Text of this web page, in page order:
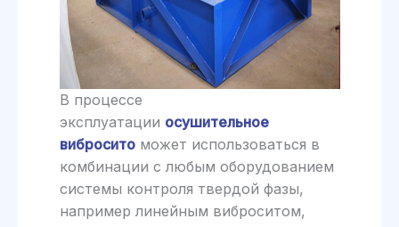
В процессе
эксплуатации осушительное
виброситоможет использоваться в
комбинации с любым оборудованием
системы контроля твердой фазы,
например линейным виброситом,